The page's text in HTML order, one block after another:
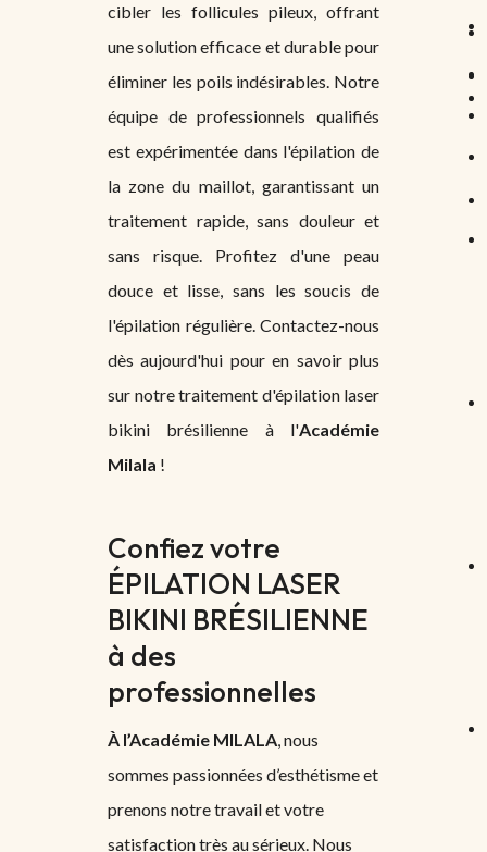
cibler les follicules pileux, offrant
une solution efficace et durable pour
éliminer les poils indésirables. Notre
équipe de professionnels qualifiés
est expérimentée dans l'épilation de
la zone du maillot, garantissant un
traitement rapide, sans douleur et
sans risque. Profitez d'une peau
douce et lisse, sans les soucis de
l'épilation régulière. Contactez-nous
dès aujourd'hui pour en savoir plus
sur notre traitement d'épilation laser
bikini brésilienne à l'Académie
Milala !
Confiez votre
ÉPILATION LASER
BIKINI BRÉSILIENNE
à des
professionnelles
À l’Académie MILALA, nous
sommes passionnées d’esthétisme et
prenons notre travail et votre
satisfaction très au sérieux. Nous